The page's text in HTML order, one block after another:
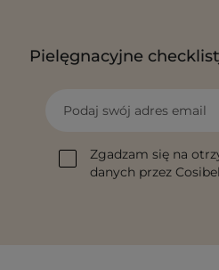
Pielęgnacyjne
Podaj swój adres email
Zgadzam się na
danych przez